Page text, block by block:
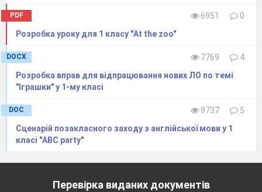
PDF 6951
0
Розробка уроку для 1 класу "At the zoo"
DOCX 7769
4
Розробка вправ для відпрацювання нових ЛО по темі
"Іграшки" у 1-му класі
DOC 9737
5
Сценарій позакласного заходу з англійської мови у 1
класі "ABC party"
Перевірка виданих документів